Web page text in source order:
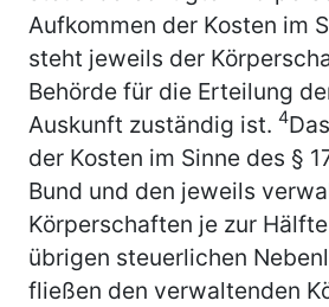
Aufkommen der Kosten im
steht jeweils der
Behörde für die Erteilung
Auskunft zuständig ist. 4
der Kosten im Sinne des §
Bund und den jeweils
Körperschaften je zur
übrigen steuerlichen
fließen den verwaltenden